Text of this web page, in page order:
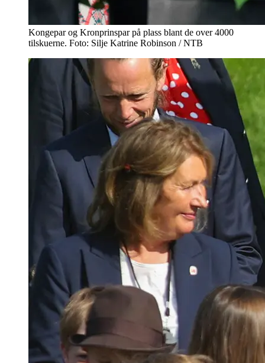
Kongepar og Kronprinspar på plass blant de over 4000
tilskuerne. Foto: Silje Katrine Robinson / NTB